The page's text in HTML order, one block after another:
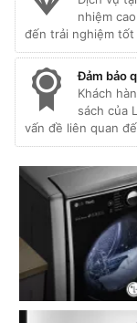
nhiệm
đến trải nghiệm
Đảm bảo
Khách
sách của
vấn đề liên quan